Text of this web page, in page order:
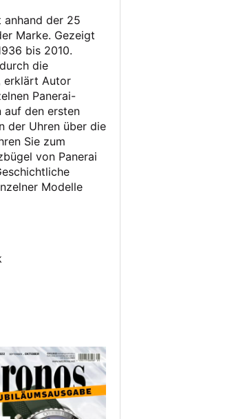
anhand der 25
Marke. Gezeigt
bis 2010.
die
erklärt Autor
Panerai-
auf den ersten
der Uhren über die
Sie zum
von Panerai
Modelle